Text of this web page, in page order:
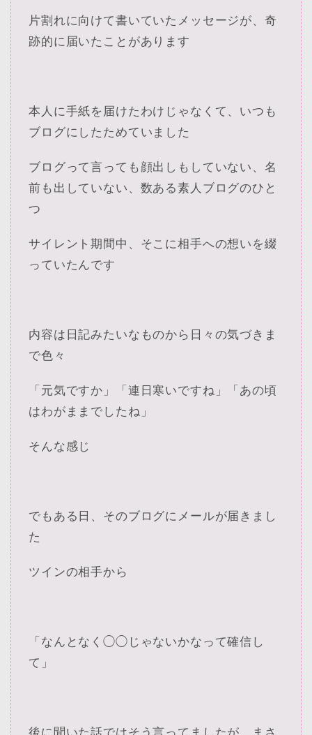
片割れに向けて書いていたメッセージが、奇
跡的に届いたことがあります
本人に手紙を届けたわけじゃなくて、いつも
ブログにしたためていました
ブログって言っても顔出しもしていない、名
前も出していない、数ある素人ブログのひと
つ
サイレント期間中、そこに相手への想いを綴
っていたんです
内容は日記みたいなものから日々の気づきま
で色々
「元気ですか」「連日寒いですね」「あの頃
はわがままでしたね」
そんな感じ
でもある日、そのブログにメールが届きまし
た
ツインの相手から
「なんとなく◯◯じゃないかなって確信し
て」